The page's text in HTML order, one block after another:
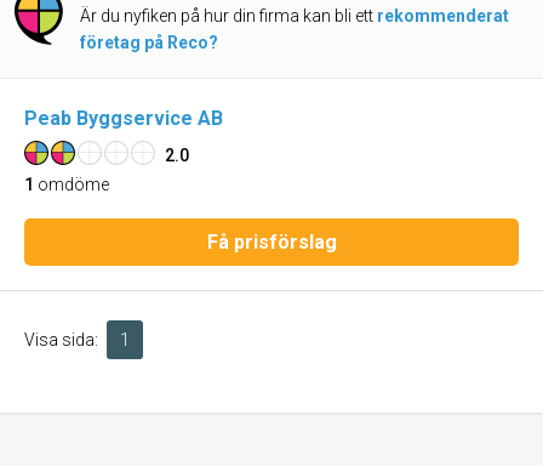
Är du nyfiken på hur din firma kan bli ett rekommenderat
företag på Reco?
Peab Byggservice AB
2.0
1 omdöme
Få prisförslag
Visa sida: 1